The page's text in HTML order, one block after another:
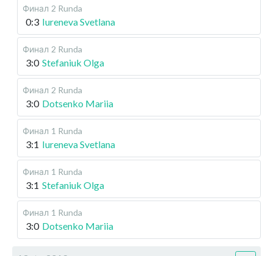
Финал 2 Runda
0:3 Iureneva Svetlana
Финал 2 Runda
3:0 Stefaniuk Olga
Финал 2 Runda
3:0 Dotsenko Mariia
Финал 1 Runda
3:1 Iureneva Svetlana
Финал 1 Runda
3:1 Stefaniuk Olga
Финал 1 Runda
3:0 Dotsenko Mariia